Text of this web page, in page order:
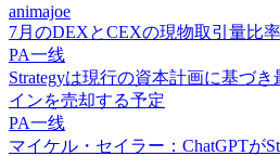
animajoe
7月のDEXとCEXの現物取引量比
PA一线
Strategyは現行の資本計画に基づ
インを売却する予定
PA一线
マイケル・セイラー：ChatGPTが